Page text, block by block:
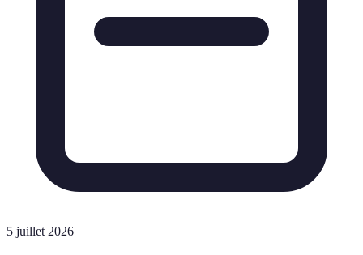
5 juillet 2026